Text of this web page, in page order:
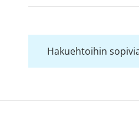
Hakuehtoihin